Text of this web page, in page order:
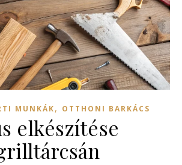
MUNKÁK, OTTHONI BARKÁCS
elkészítése